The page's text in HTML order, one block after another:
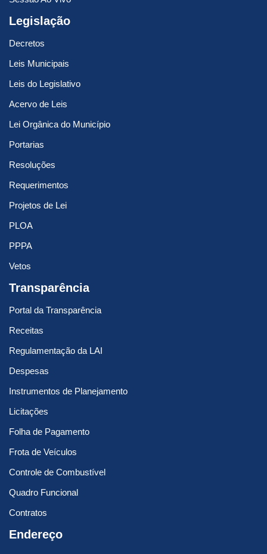
Legislação
Decretos
Leis Municipais
Leis do Legislativo
Acervo de Leis
Lei Orgânica do Município
Portarias
Resoluções
Requerimentos
Projetos de Lei
PLOA
PPPA
Vetos
Transparência
Portal da Transparência
Receitas
Regulamentação da LAI
Despesas
Instrumentos de Planejamento
Licitações
Folha de Pagamento
Frota de Veículos
Controle de Combustível
Quadro Funcional
Contratos
Endereço